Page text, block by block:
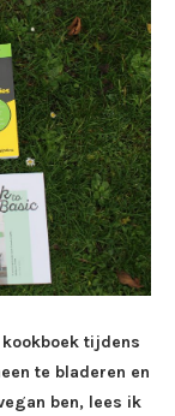
tijdens
te bladeren en
ben, lees ik